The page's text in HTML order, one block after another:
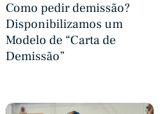
Como pedir demissão?
Disponibilizamos um
Modelo de “Carta de
Demissão”